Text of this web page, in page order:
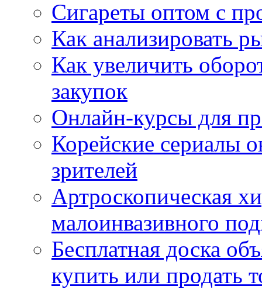
Сигареты оптом с
Как анализировать
Как увеличить
закупок
Онлайн-курсы для
Корейские сериалы
зрителей
Артроскопическая
малоинвазивного
Бесплатная доска
купить или продать